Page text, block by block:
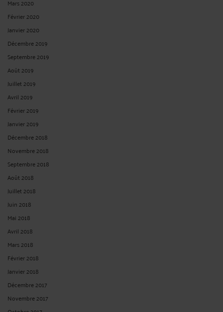
Mars 2020
Février 2020
Janvier 2020
Décembre 2019
Septembre 2019
Août 2019
Juillet 2019
Avril 2019
Février 2019
Janvier 2019
Décembre 2018
Novembre 2018
Septembre 2018
Août 2018
Juillet 2018
Juin 2018
Mai 2018
Avril 2018
Mars 2018
Février 2018
Janvier 2018
Décembre 2017
Novembre 2017